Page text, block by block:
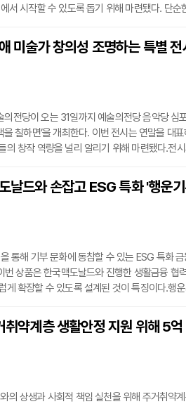
서 시작할 수 있도록 돕기 위해 마련됐다. 단순
고 고객확인 절차를 완료한 회원은 청소연구소
연구소를 처음 이용하는 고객에게는 최대 5만원
미술가 창의성 조명하는 특별
전당이 오는 31일까지 예술의전당 음악당 심
을 칠하면’을 개최한다. 이번 전시는 연말을 대
의 창작 역량을 널리 알리기 위해 마련됐다.전시
우리금융그룹의 장애인 연계고용 사업장인
더했다.전시장에는 2026년도 우리금융그룹
날드와 손잡고 ESG 특화 '행운
통해 기부 문화에 동참할 수 있는 ESG 특화
상품은 한국맥도날드와 진행한 생활금융 협
게 확장할 수 있도록 설계된 것이 특징이다.행
한국로날드맥도날드하우스(RMHC)에 전달
나눔 실천에 동참하는 의미로 적금 가입 시마
약계층 생활안정 지원 위해 5
의 상생과 사회적 책임 실천을 위해 주거취약